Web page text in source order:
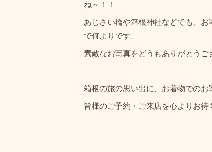
ね～！！
あじさい橋や箱根神社などでも、お
で何よりです。
素敵なお写真をどうもありがとう
箱根の旅の思い出に、お着物でのお
皆様のご予約・ご来店を心よりお待